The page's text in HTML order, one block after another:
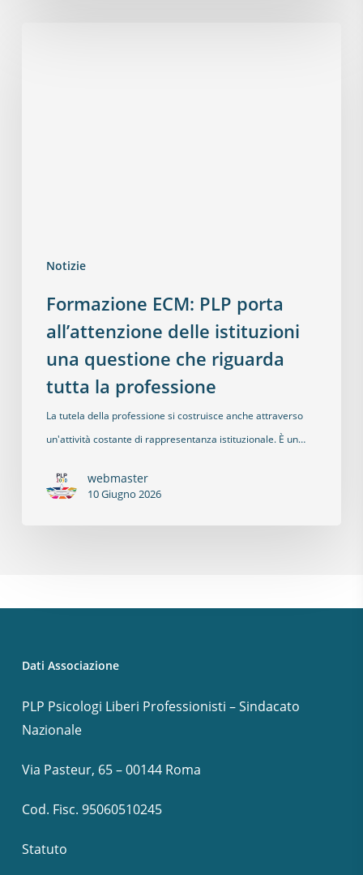
Notizie
Formazione ECM: PLP porta
all’attenzione delle istituzioni
una questione che riguarda
tutta la professione
La tutela della professione si costruisce anche attraverso
un'attività costante di rappresentanza istituzionale. È un…
webmaster
10 Giugno 2026
Dati Associazione
PLP Psicologi Liberi Professionisti – Sindacato
Nazionale
Via Pasteur, 65 – 00144 Roma
Cod. Fisc. 95060510245
Statuto